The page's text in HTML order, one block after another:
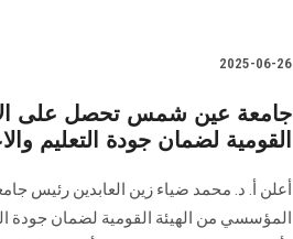
2025-06-26
جامعة عين شمس تحصل على
القومية لضمان جودة التعليم
أعلن أ. د. محمد ضياء زين العابدين رئيس
المؤسسي من الهيئة القومية لضمان جودة